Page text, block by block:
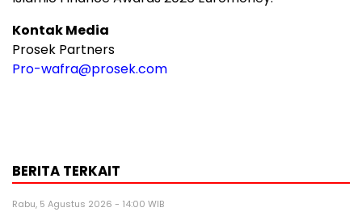
Kontak Media
Prosek Partners
Pro-wafra@prosek.com
BERITA TERKAIT
Rabu, 5 Agustus 2026 - 14:00 WIB